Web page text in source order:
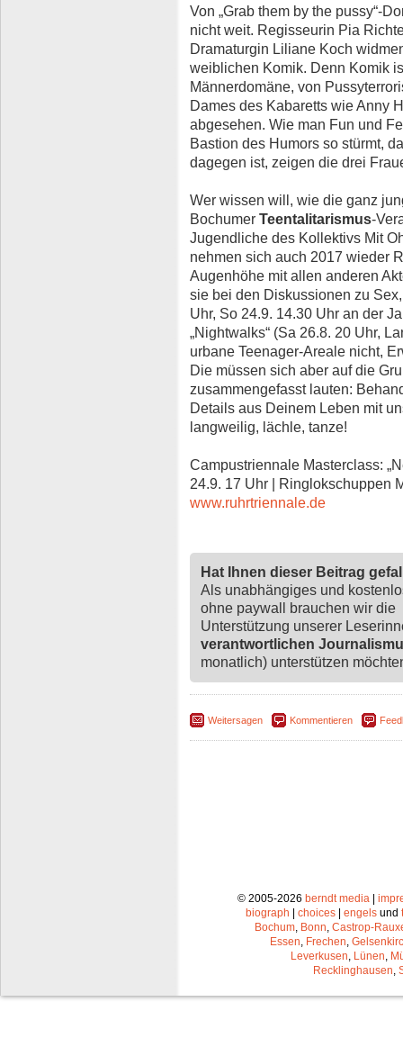
Von „Grab them by the pussy“-
nicht weit. Regisseurin Pia
Dramaturgin Liliane Koch
weiblichen Komik. Denn Komik
Männerdomäne, von
Dames des Kabaretts wie Anny
abgesehen. Wie man Fun und
Bastion des Humors so stürmt,
dagegen ist, zeigen die drei
Wer wissen will, wie die ganz
Bochumer Teentalitarismus-
Jugendliche des Kollektivs Mit
nehmen sich auch 2017 wieder
Augenhöhe mit allen anderen
sie bei den Diskussionen zu
Uhr, So 24.9. 14.30 Uhr an der
„Nightwalks“ (Sa 26.8. 20 Uhr,
urbane Teenager-Areale nicht,
Die müssen sich aber auf die
zusammengefasst lauten:
Details aus Deinem Leben mit
langweilig, lächle, tanze!
Campustriennale Masterclass:
24.9. 17 Uhr | Ringlokschuppen
www.ruhrtriennale.de
Hat Ihnen dieser Beitrag
Als unabhängiges und
ohne paywall brauchen wir die
Unterstützung unserer
verantwortlichen
monatlich) unterstützen
Weitersagen Kommentieren
© 2005-2026 berndt media|
biograph
choices engels und
Bochum, Bonn, Castrop-
Essen, Frechen,
Leverkusen, Lünen,
Recklinghausen,